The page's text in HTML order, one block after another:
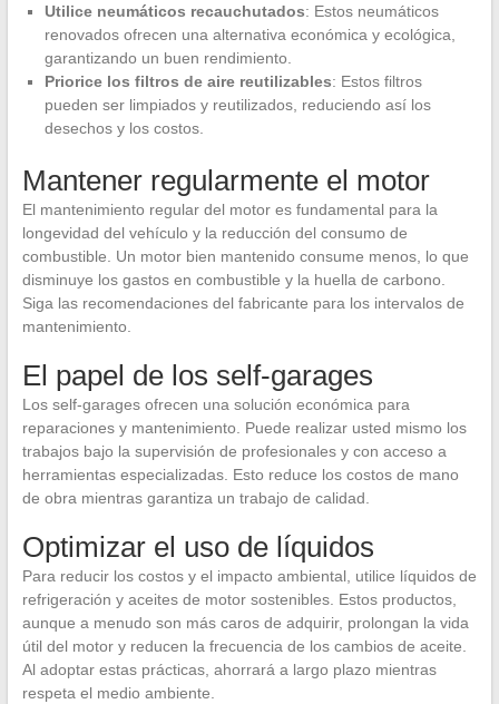
Utilice neumáticos recauchutados: Estos neumáticos
renovados ofrecen una alternativa económica y ecológica,
garantizando un buen rendimiento.
Priorice los filtros de aire reutilizables: Estos filtros
pueden ser limpiados y reutilizados, reduciendo así los
desechos y los costos.
Mantener regularmente el motor
El mantenimiento regular del motor es fundamental para la
longevidad del vehículo y la reducción del consumo de
combustible. Un motor bien mantenido consume menos, lo que
disminuye los gastos en combustible y la huella de carbono.
Siga las recomendaciones del fabricante para los intervalos de
mantenimiento.
El papel de los self-garages
Los self-garages ofrecen una solución económica para
reparaciones y mantenimiento. Puede realizar usted mismo los
trabajos bajo la supervisión de profesionales y con acceso a
herramientas especializadas. Esto reduce los costos de mano
de obra mientras garantiza un trabajo de calidad.
Optimizar el uso de líquidos
Para reducir los costos y el impacto ambiental, utilice líquidos de
refrigeración y aceites de motor sostenibles. Estos productos,
aunque a menudo son más caros de adquirir, prolongan la vida
útil del motor y reducen la frecuencia de los cambios de aceite.
Al adoptar estas prácticas, ahorrará a largo plazo mientras
respeta el medio ambiente.